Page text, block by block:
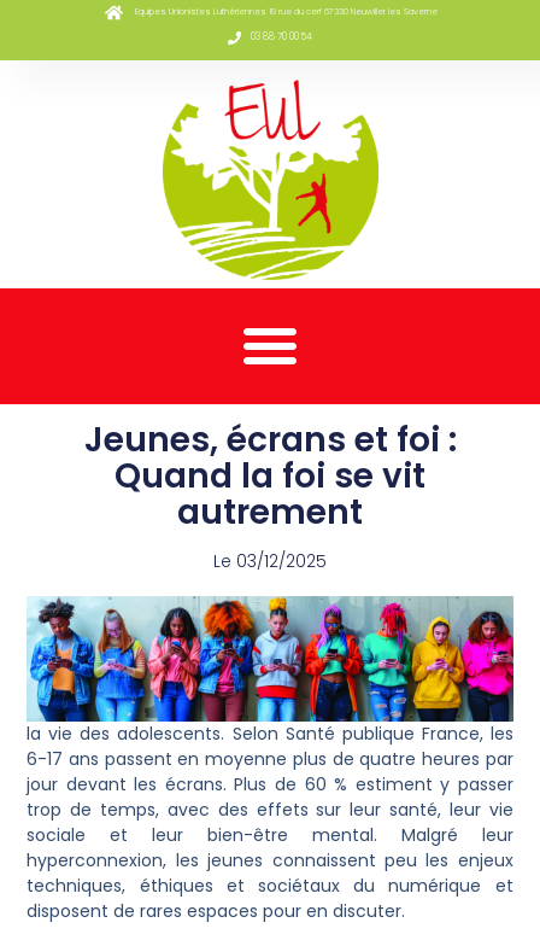
Equipes Unionistes Luthériennes 19 rue du cerf 67330 Neuwiller les Saverne
03 88 70 00 54
Jeunes, écrans et foi :
Quand la foi se vit
autrement
Le 03/12/2025
la vie des adolescents. Selon Santé publique France, les
6-17 ans passent en moyenne plus de quatre heures par
jour devant les écrans. Plus de 60 % estiment y passer
trop de temps, avec des effets sur leur santé, leur vie
sociale et leur bien-être mental. Malgré leur
hyperconnexion, les jeunes connaissent peu les enjeux
techniques, éthiques et sociétaux du numérique et
disposent de rares espaces pour en discuter.